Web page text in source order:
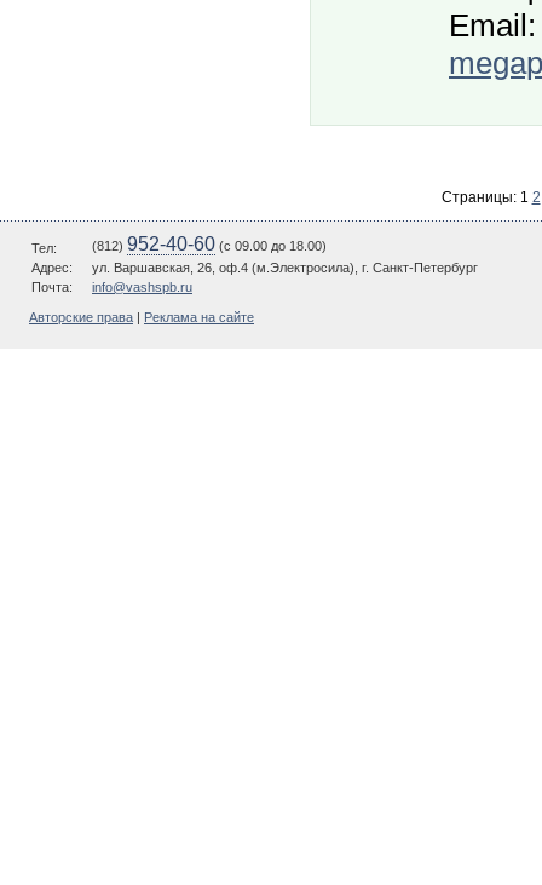
Email:
Страницы: 1 2
Тел: (812) 952-40-60 (c 09.00 до 18.00)
Адрес:
ул. Варшавская, 26, оф.4 (м.Электросила), г. Санкт-Петербург
Почта:
info@vashspb.ru
Авторские права Реклама на сайте